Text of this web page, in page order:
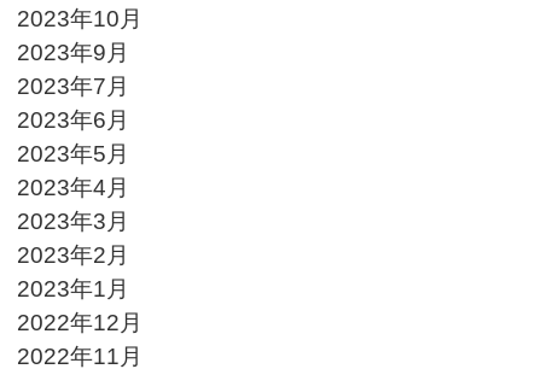
2023年10月
2023年9月
2023年7月
2023年6月
2023年5月
2023年4月
2023年3月
2023年2月
2023年1月
2022年12月
2022年11月